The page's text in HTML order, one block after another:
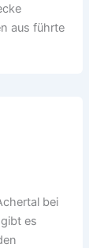
aus führte
bei
es